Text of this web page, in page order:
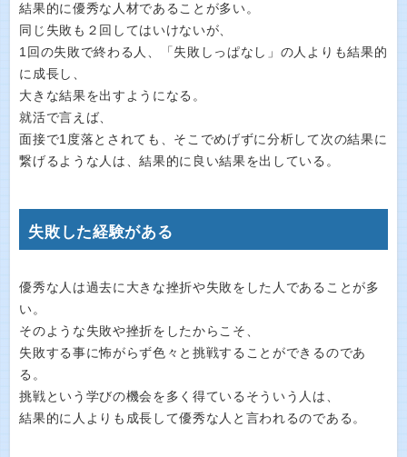
結果的に優秀な人材であることが多い。
同じ失敗も２回してはいけないが、
1回の失敗で終わる人、「失敗しっぱなし」の人よりも結果的
に成長し、
大きな結果を出すようになる。
就活で言えば、
面接で1度落とされても、そこでめげずに分析して次の結果に
繋げるような人は、結果的に良い結果を出している。
失敗した経験がある
優秀な人は過去に大きな挫折や失敗をした人であることが多
い。
そのような失敗や挫折をしたからこそ、
失敗する事に怖がらず色々と挑戦することができるのであ
る。
挑戦という学びの機会を多く得ているそういう人は、
結果的に人よりも成長して優秀な人と言われるのである。